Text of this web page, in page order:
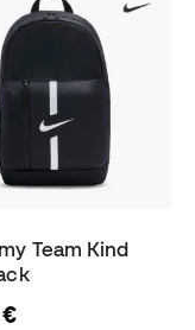
Team Kind